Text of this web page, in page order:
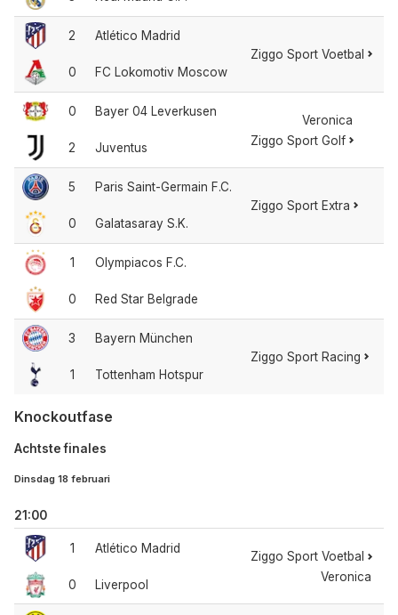
2
0
Atlético Madrid
FC Lokomotiv Moscow
Ziggo Sport Voetbal
0
2
Bayer 04 Leverkusen
Juventus
Veronica
Ziggo Sport Golf
5
0
Paris Saint-Germain F.C.
Galatasaray S.K.
Ziggo Sport Extra
1
0
Olympiacos F.C.
Red Star Belgrade
3
1
Bayern München
Tottenham Hotspur
Ziggo Sport Racing
Knockoutfase
Achtste finales
Dinsdag 18 februari
21:00
1
0
Atlético Madrid
Liverpool
Ziggo Sport Voetbal
Veronica